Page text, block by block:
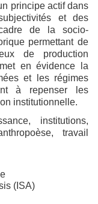
principe actif dans
et des
de la socio-
permettant de
de production
en évidence la
et les régimes
à repenser les
institutionnelle.
institutions,
travail
(ISA)